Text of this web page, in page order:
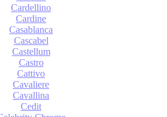
Cardellino
Cardine
Casablanca
Cascabel
Castellum
Castro
Cattivo
Cavaliere
Cavallina
Cedit